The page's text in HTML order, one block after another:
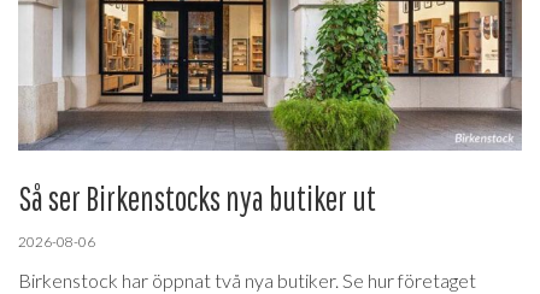
Så ser Birkenstocks nya butiker ut
2026-08-06
Birkenstock har öppnat två nya butiker. Se hur företaget